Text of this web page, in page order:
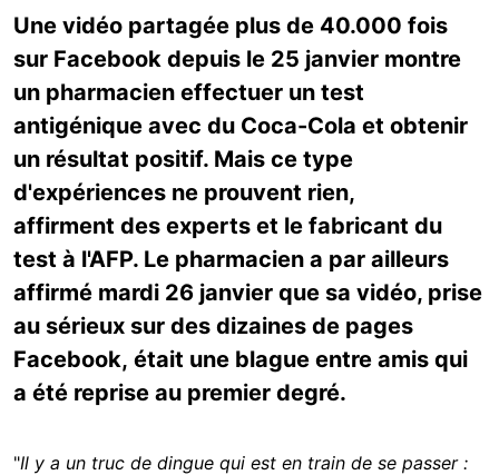
Une vidéo partagée plus de 40.000 fois
sur Facebook depuis le 25 janvier montre
un pharmacien effectuer un test
antigénique avec du Coca-Cola et obtenir
un résultat positif. Mais ce type
d'expériences ne prouvent rien,
affirment des experts et le fabricant du
test à l'AFP. Le pharmacien a par ailleurs
affirmé mardi 26 janvier que sa vidéo, prise
au sérieux sur des dizaines de pages
Facebook, était une blague entre amis qui
a été reprise au premier degré.
"Il y a un truc de dingue qui est en train de se passer :